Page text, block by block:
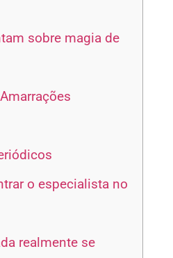
sobre magia de
o especialista no
realmente se